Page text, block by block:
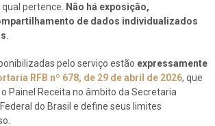
pertence.
Não há exposição,
de dados individualizados
pelo serviço estão expressamente
RFB nº 678, de 29 de abril de 2026, que
Painel Receita no âmbito da Secretaria
do Brasil e define seus limites